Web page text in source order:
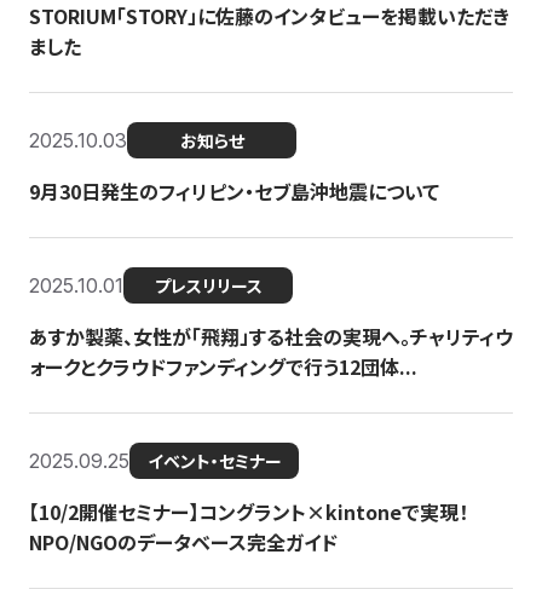
STORIUM「STORY」に佐藤のインタビューを掲載いただき
ました
2025.10.03 お知らせ
9月30日発生のフィリピン・セブ島沖地震について
2025.10.01 プレスリリース
あすか製薬、女性が「飛翔」する社会の実現へ。チャリティウ
ォークとクラウドファンディングで行う12団体...
2025.09.25 イベント・セミナー
【10/2開催セミナー】コングラント×kintoneで実現！
NPO/NGOのデータベース完全ガイド